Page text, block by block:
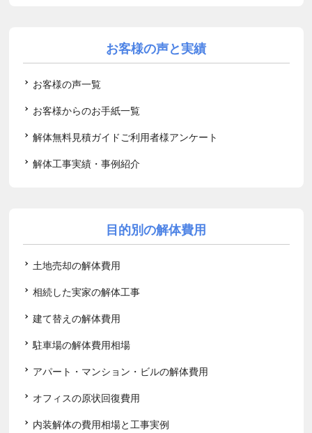
お客様の声と実績
お客様の声一覧
お客様からのお手紙一覧
解体無料見積ガイドご利用者様アンケート
解体工事実績・事例紹介
目的別の解体費用
土地売却の解体費用
相続した実家の解体工事
建て替えの解体費用
駐車場の解体費用相場
アパート・マンション・ビルの解体費用
オフィスの原状回復費用
内装解体の費用相場と工事実例